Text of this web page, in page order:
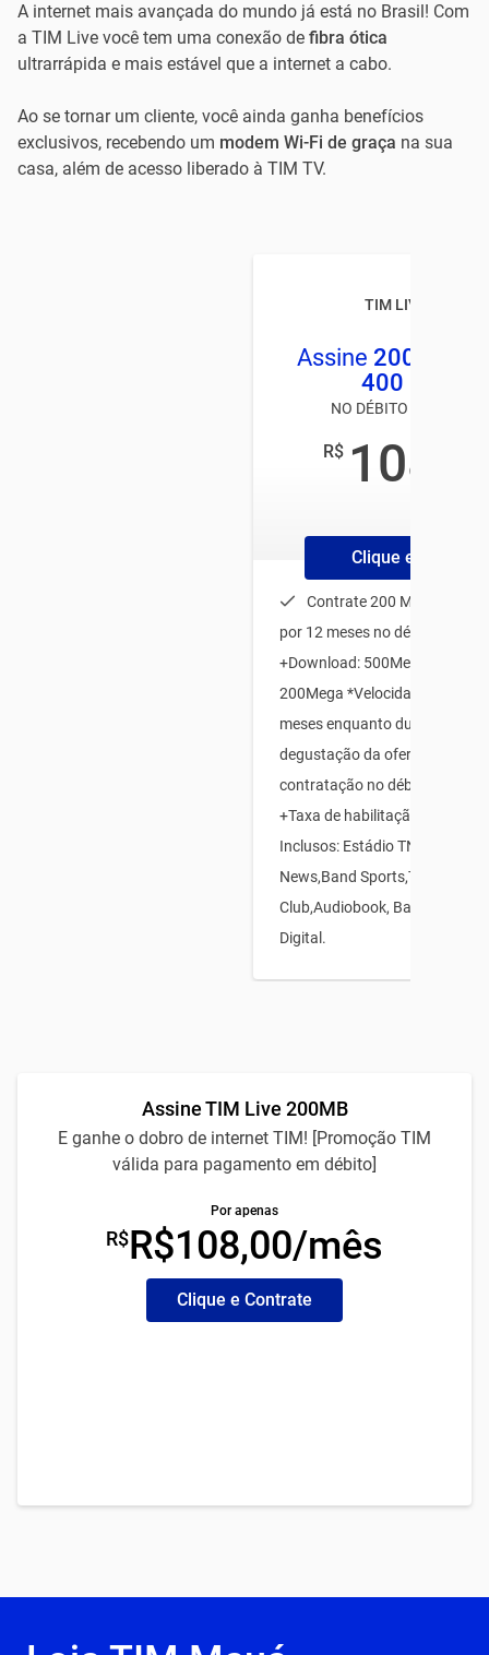
A internet mais avançada do mundo já está no Brasil! Com
a TIM Live você tem uma conexão de fibra ótica
ultrarrápida e mais estável que a internet a cabo.
Ao se tornar um cliente, você ainda ganha benefícios
exclusivos, recebendo um modem Wi-Fi de graça na sua
casa, além de acesso liberado à TIM TV.
TIM LIVE MAUÁ
Assine 200MB
400 MEGA
NO DÉBITO
R$ 108
Clique e Contrate
Contrate 200 MEGA e leve
por 12 meses no débito
+Download: 500Mega e
200Mega *Velocidades
meses enquanto durar o
degustação da oferta,
contratação no débito
+Taxa de habilitação12x R$15
Inclusos: Estádio TNT
News,Band Sports,TIM Games
Club,Audiobook, Babbel eTIM
Digital.
Assine TIM Live 200MB
E ganhe o dobro de internet TIM! [Promoção TIM
válida para pagamento em débito]
Por apenas
R$R$108,00/mês
Clique e Contrate